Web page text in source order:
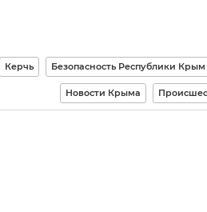
Керчь Безопасность Республики Крым
Новости Крыма